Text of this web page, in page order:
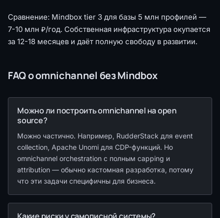
Сравнение: Mindbox tier 3 для базы 5 млн профилей —
7-10 млн ₽/год. Собственная инфраструктура окупается
за 12-18 месяцев и даёт полную свободу в развитии.
FAQ о omnichannel без Mindbox
Можно ли построить omnichannel на open
source?
Можно частично. Например, RudderStack для event
collection, Apache Unomi для CDP-функций. Но
omnichannel orchestration с полным capping и
attribution — обычно кастомная разработка, потому
что эти задачи специфичны для бизнеса.
Какие риски у самописной системы?